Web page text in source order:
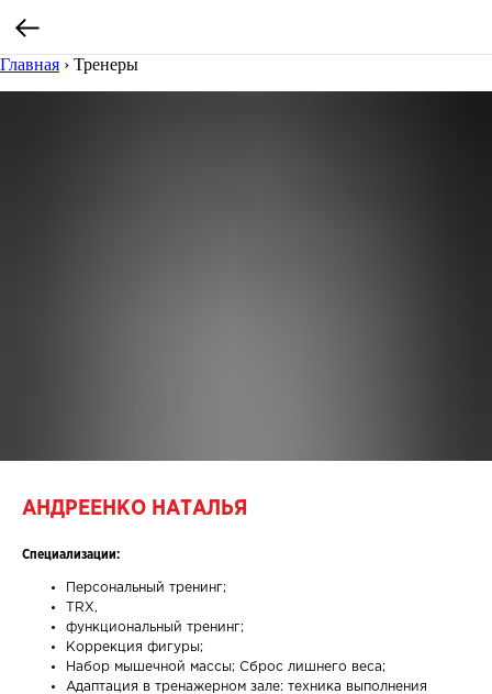
Главная › Тренеры
АНДРЕЕНКО НАТАЛЬЯ
Специализации:
Персональный тренинг;
TRX,
функциональный тренинг;
Коррекция фигуры;
Набор мышечной массы; Сброс лишнего веса;
Адаптация в тренажерном зале: техника выполнения